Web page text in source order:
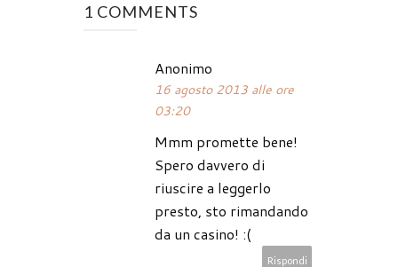
1 COMMENTS
Anonimo
16 agosto 2013 alle ore
03:20
Mmm promette bene!
Spero davvero di
riuscire a leggerlo
presto, sto rimandando
da un casino! :(
Rispondi